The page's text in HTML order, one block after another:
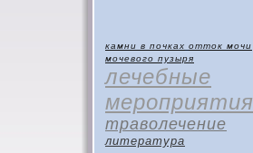
камни в почках отток мочи
мочевого пузыря
лечебные
мероприятия
траволечение
литература